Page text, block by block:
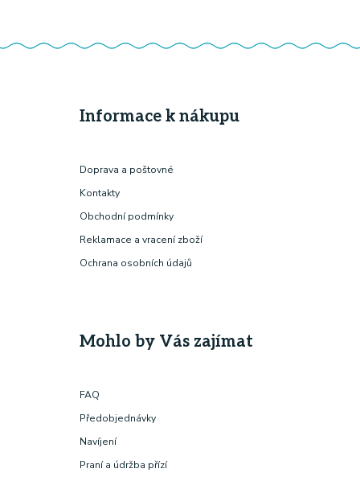
Informace k nákupu
Doprava a poštovné
Kontakty
Obchodní podmínky
Reklamace a vracení zboží
Ochrana osobních údajů
Mohlo by Vás zajímat
FAQ
Předobjednávky
Navíjení
Praní a údržba přízí